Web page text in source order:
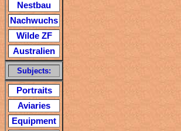
Nestbau
Nachwuchs
Wilde ZF
Australien
Subjects:
Portraits
Aviaries
Equipment